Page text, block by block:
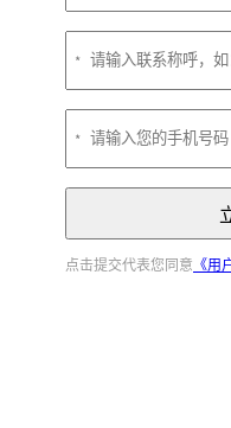
点击提交代表您同意 《用